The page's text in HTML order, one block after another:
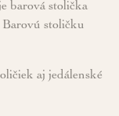
barová stolička
stoličku
aj jedálenské